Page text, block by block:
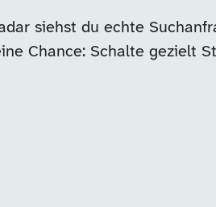
siehst du echte
Chance: Schalte gezielt